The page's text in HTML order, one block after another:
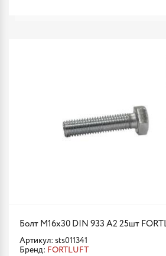
Болт М16х30 DIN 933 A2 25шт
Артикул: sts011341
Бренд: FORTLUFT